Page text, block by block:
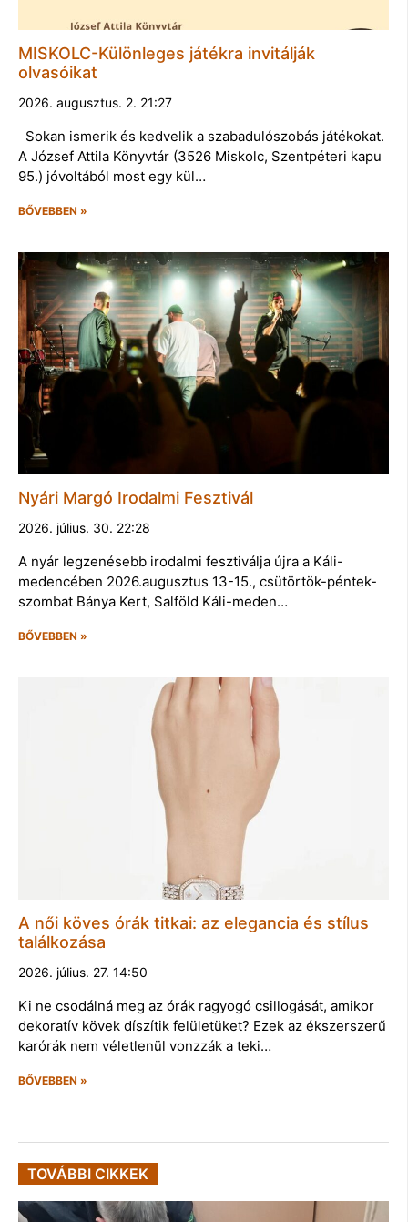
MISKOLC-Különleges játékra invitálják
olvasóikat
2026. augusztus. 2. 21:27
Sokan ismerik és kedvelik a szabadulószobás játékokat.
A József Attila Könyvtár (3526 Miskolc, Szentpéteri kapu
95.) jóvoltából most egy kül…
BŐVEBBEN »
Nyári Margó Irodalmi Fesztivál
2026. július. 30. 22:28
A nyár legzenésebb irodalmi fesztiválja újra a Káli-
medencében 2026.augusztus 13-15., csütörtök-péntek-
szombat Bánya Kert, Salföld Káli-meden…
BŐVEBBEN »
A női köves órák titkai: az elegancia és stílus
találkozása
2026. július. 27. 14:50
Ki ne csodálná meg az órák ragyogó csillogását, amikor
dekoratív kövek díszítik felületüket? Ezek az ékszerszerű
karórák nem véletlenül vonzzák a teki…
BŐVEBBEN »
TOVÁBBI CIKKEK